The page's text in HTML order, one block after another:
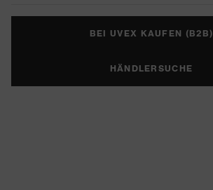
BEI UVEX KAUFEN (B2B)
HÄNDLERSUCHE